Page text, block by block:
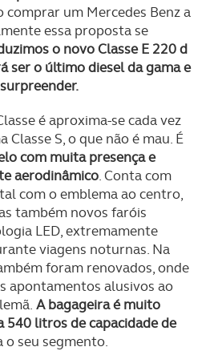
comprar um Mercedes Benz a
essa proposta se
o novo Classe E 220 d
ser o último diesel da gama e
é aproxima-se cada vez
Classe S, o que não é mau. É
com muita presença e
aerodinâmico. Conta com
com o emblema ao centro,
também novos faróis
LED, extremamente
viagens noturnas. Na
foram renovados, onde
apontamentos alusivos ao
A bagageira é muito
540 litros de capacidade de
o seu segmento.